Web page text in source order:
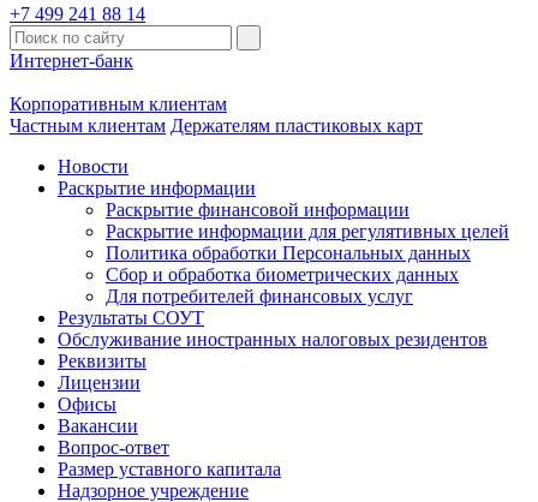
+7 499 241 88 14
Интернет-банк
Корпоративным клиентам
Частным клиентам Держателям пластиковых карт
Новости
Раскрытие информации
Раскрытие финансовой информации
Раскрытие информации для регулятивных целей
Политика обработки Персональных данных
Сбор и обработка биометрических данных
Для потребителей финансовых услуг
Результаты СОУТ
Обслуживание иностранных налоговых резидентов
Реквизиты
Лицензии
Офисы
Вакансии
Вопрос-ответ
Размер уставного капитала
Надзорное учреждение